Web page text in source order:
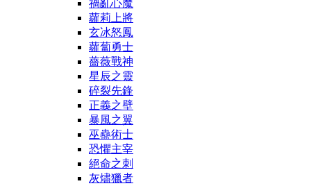
禍亂心魔
蘿莉上將
玄冰怒鳳
蘿蔔勇士
薔薇戰神
星辰之靈
碎裂先鋒
正義之壁
暴風之翼
巫蠱術士
恐懼主宰
絕命之刺
灰燼獵者